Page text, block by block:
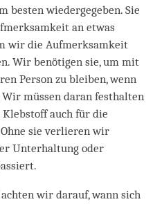
besten wiedergegeben. Sie
an etwas
wir die Aufmerksamkeit
Wir benötigen sie, um mit
Person zu bleiben, wenn
müssen daran festhalten
auch für die
sie verlieren wir
Unterhaltung oder
wir darauf, wann sich